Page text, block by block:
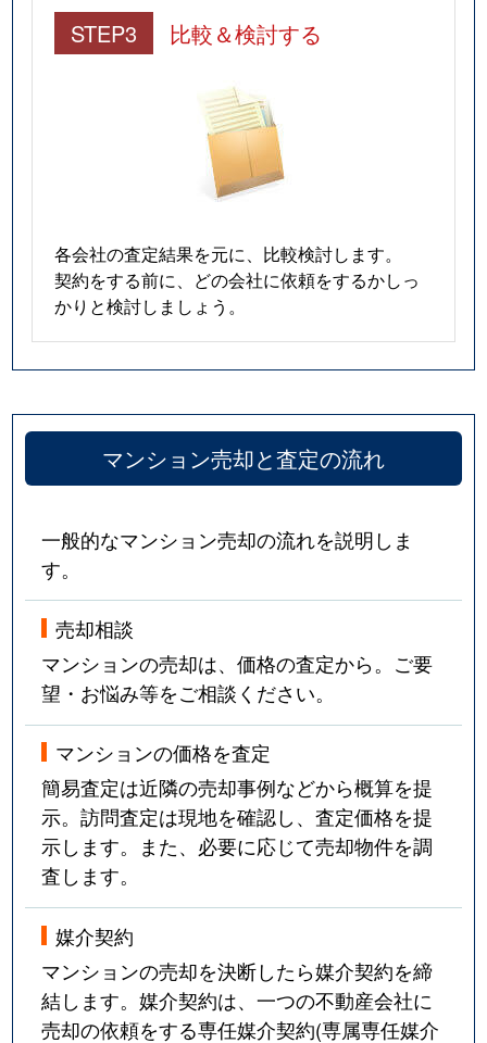
STEP3 比較＆検討する
各会社の査定結果を元に、比較検討します。
契約をする前に、どの会社に依頼をするかしっ
かりと検討しましょう。
マンション売却と査定の流れ
一般的なマンション売却の流れを説明しま
す。
売却相談
マンションの売却は、価格の査定から。ご要
望・お悩み等をご相談ください。
マンションの価格を査定
簡易査定は近隣の売却事例などから概算を提
示。訪問査定は現地を確認し、査定価格を提
示します。また、必要に応じて売却物件を調
査します。
媒介契約
マンションの売却を決断したら媒介契約を締
結します。媒介契約は、一つの不動産会社に
売却の依頼をする専任媒介契約(専属専任媒介